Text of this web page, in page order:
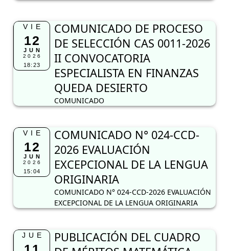
VIE
12
JUN
2026
18:23
COMUNICADO DE PROCESO
DE SELECCIÓN CAS 0011-2026
II CONVOCATORIA
ESPECIALISTA EN FINANZAS
QUEDA DESIERTO
COMUNICADO
VIE
12
JUN
2026
15:04
COMUNICADO N° 024-CCD-
2026 EVALUACIÓN
EXCEPCIONAL DE LA LENGUA
ORIGINARIA
COMUNICADO N° 024-CCD-2026 EVALUACIÓN
EXCEPCIONAL DE LA LENGUA ORIGINARIA
JUE
PUBLICACIÓN DEL CUADRO